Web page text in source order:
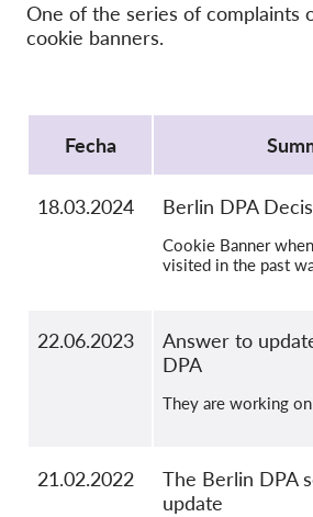
OnionShare
One of the series of complaints
cookie banners.
Fecha
18.03.2024 Berlin DPA
Cookie Banner
visited in the past
22.06.2023
Answer to
DPA
They are working
21.02.2022
The Berlin DPA
update